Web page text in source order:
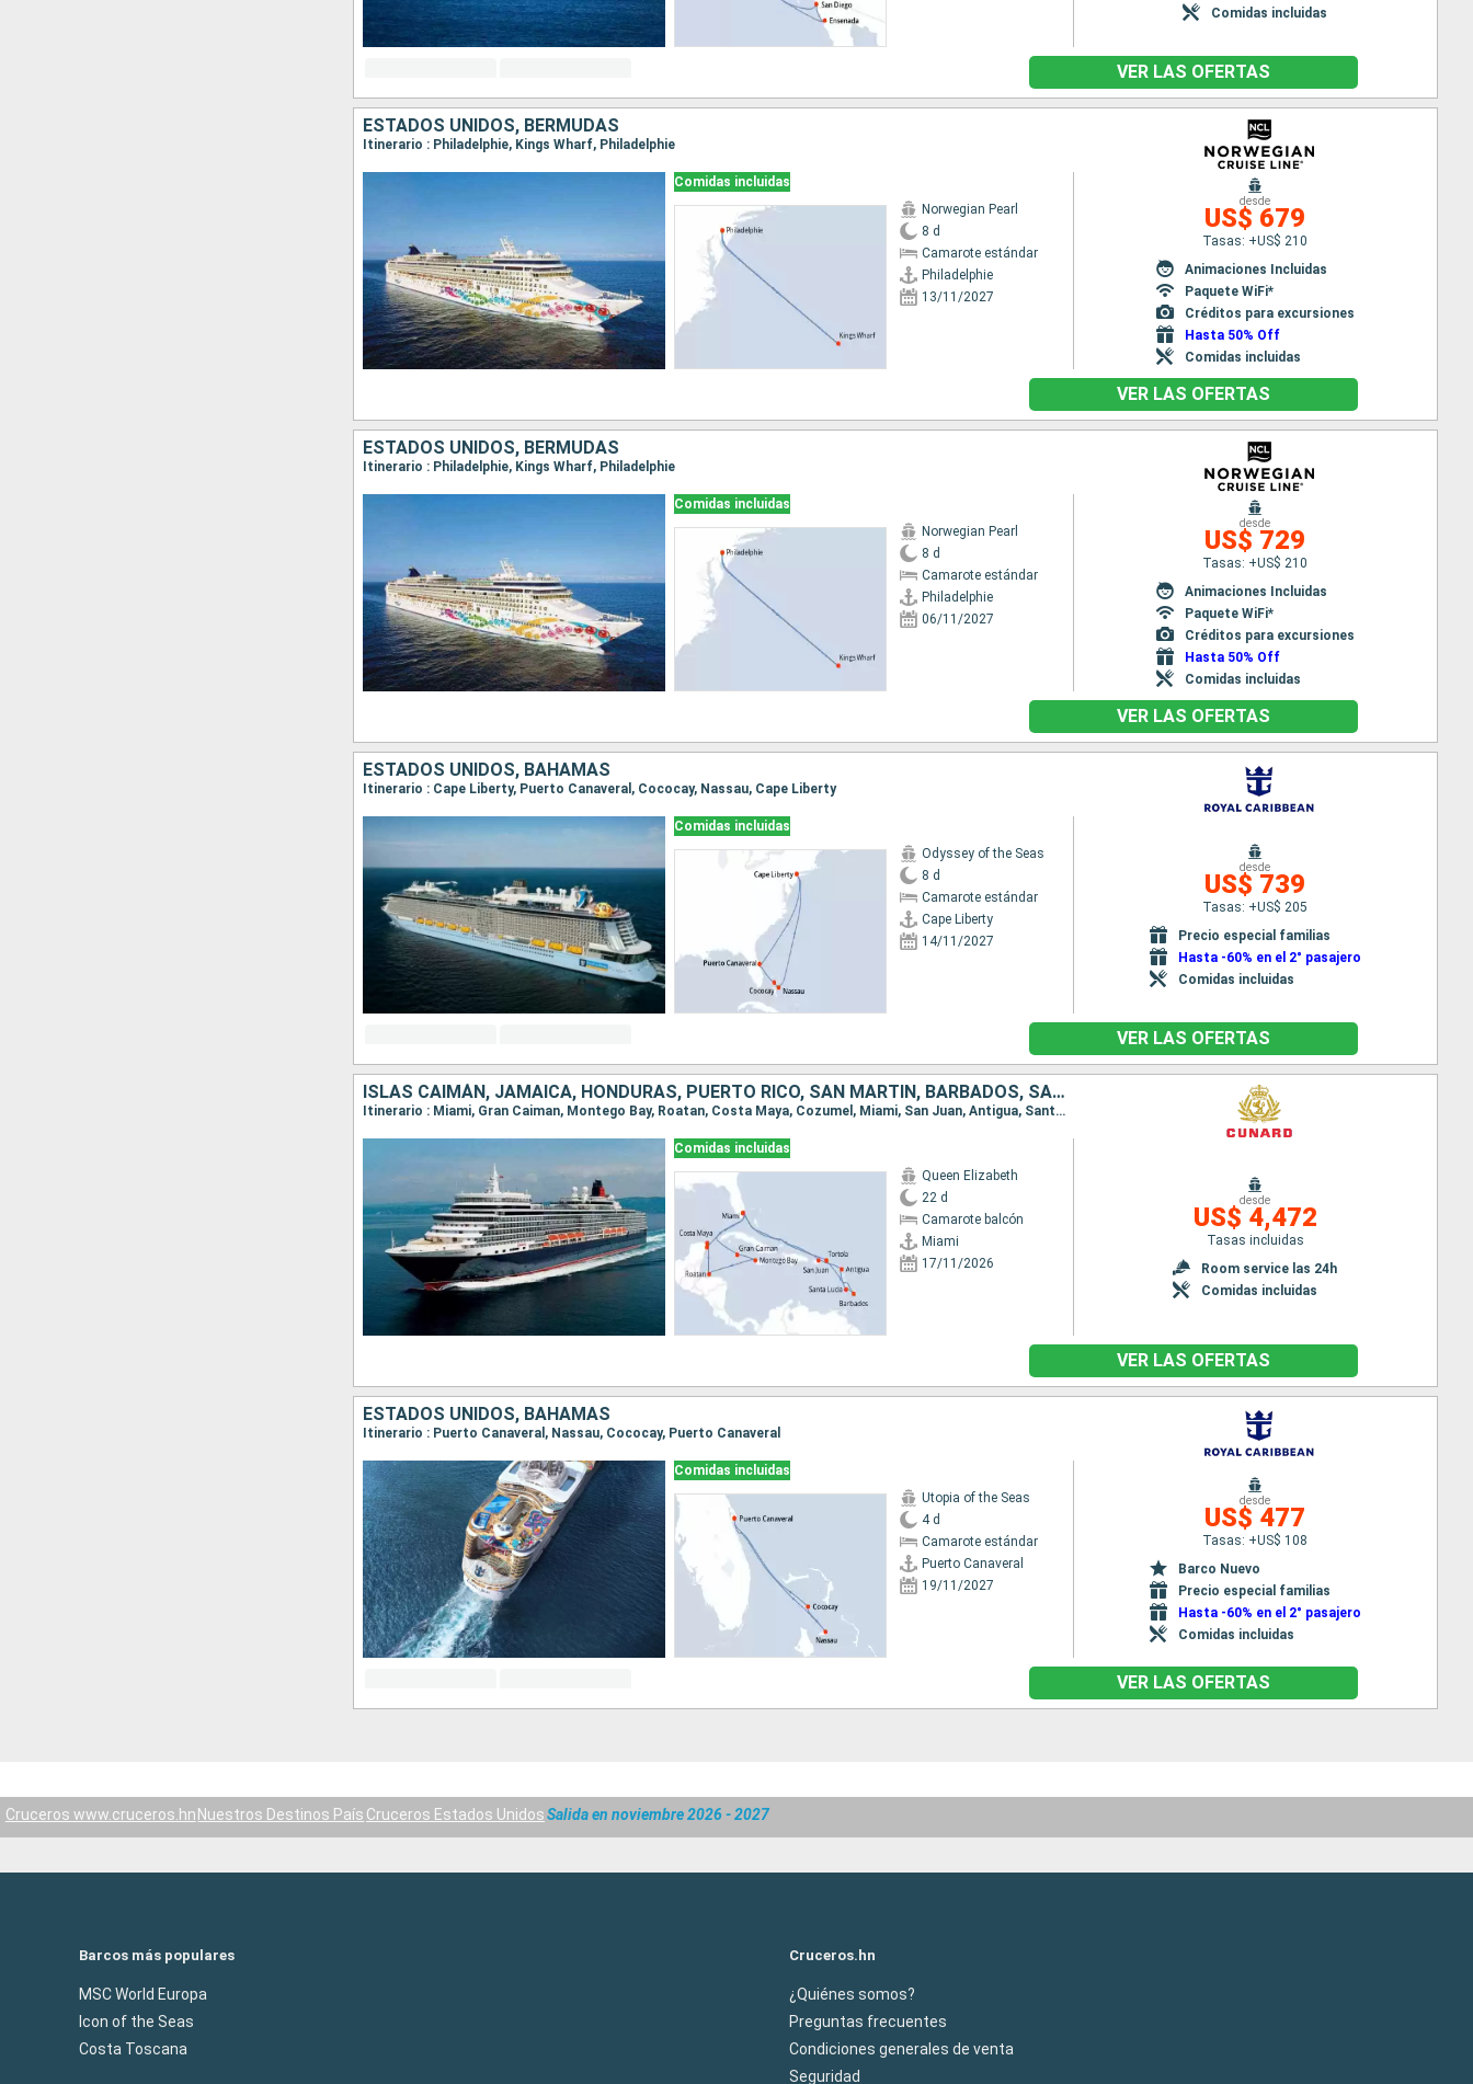
Comidas incluidas
VER LAS OFERTAS
ESTADOS UNIDOS, BERMUDAS
Itinerario : Philadelphie, Kings Wharf, Philadelphie
Comidas incluidas
Norwegian Pearl
8 d
Camarote estándar
Philadelphie
13/11/2027
desde
US$ 679
Tasas: +US$ 210
Animaciones Incluidas
Paquete WiFi*
Créditos para excursiones
Hasta 50% Off
Comidas incluidas
VER LAS OFERTAS
ESTADOS UNIDOS, BERMUDAS
Itinerario : Philadelphie, Kings Wharf, Philadelphie
Comidas incluidas
Norwegian Pearl
8 d
Camarote estándar
Philadelphie
06/11/2027
desde
US$ 729
Tasas: +US$ 210
Animaciones Incluidas
Paquete WiFi*
Créditos para excursiones
Hasta 50% Off
Comidas incluidas
VER LAS OFERTAS
ESTADOS UNIDOS, BAHAMAS
Itinerario : Cape Liberty, Puerto Canaveral, Cococay, Nassau, Cape Liberty
Comidas incluidas
Odyssey of the Seas
8 d
Camarote estándar
Cape Liberty
14/11/2027
desde
US$ 739
Tasas: +US$ 205
Precio especial familias
Hasta -60% en el 2° pasajero
Comidas incluidas
VER LAS OFERTAS
ISLAS CAIMÁN, JAMAICA, HONDURAS, PUERTO RICO, SAN MARTÍN, BARBADOS, SANTA LUCIA, MÉXICO, ESTADOS UNIDOS, ANTIGUA Y BARBUDA
Itinerario : Miami, Gran Caiman, Montego Bay, Roatan, Costa Maya, Cozumel, Miami, San Juan, Antigua, Santa Lucia, Barbados, Saint Martin (Antilles Néerlandaises), Tortola, Miami
Comidas incluidas
Queen Elizabeth
22 d
Camarote balcón
Miami
17/11/2026
desde
US$ 4,472
Tasas incluidas
Room service las 24h
Comidas incluidas
VER LAS OFERTAS
ESTADOS UNIDOS, BAHAMAS
Itinerario : Puerto Canaveral, Nassau, Cococay, Puerto Canaveral
Comidas incluidas
Utopia of the Seas
4 d
Camarote estándar
Puerto Canaveral
19/11/2027
desde
US$ 477
Tasas: +US$ 108
Barco Nuevo
Precio especial familias
Hasta -60% en el 2° pasajero
Comidas incluidas
VER LAS OFERTAS
Cruceros www.cruceros.hn Nuestros Destinos País Cruceros Estados UnidosSalida en noviembre 2026 - 2027
Barcos más populares
MSC World Europa
Icon of the Seas
Costa Toscana
Cruceros.hn
¿Quiénes somos?
Preguntas frecuentes
Condiciones generales de venta
Seguridad